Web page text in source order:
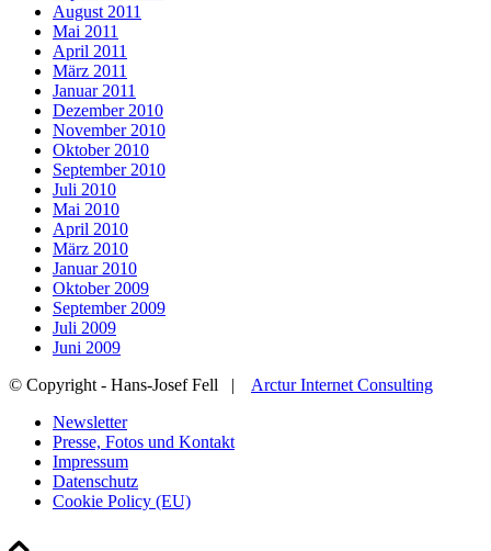
August 2011
Mai 2011
April 2011
März 2011
Januar 2011
Dezember 2010
November 2010
Oktober 2010
September 2010
Juli 2010
Mai 2010
April 2010
März 2010
Januar 2010
Oktober 2009
September 2009
Juli 2009
Juni 2009
© Copyright - Hans-Josef Fell | Arctur Internet Consulting
Newsletter
Presse, Fotos und Kontakt
Impressum
Datenschutz
Cookie Policy (EU)